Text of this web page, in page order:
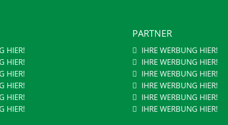
HIER!
HIER!
HIER!
HIER!
HIER!
HIER!
PARTNER
IHRE WERBUNG HIER!
IHRE WERBUNG HIER!
IHRE WERBUNG HIER!
IHRE WERBUNG HIER!
IHRE WERBUNG HIER!
IHRE WERBUNG HIER!